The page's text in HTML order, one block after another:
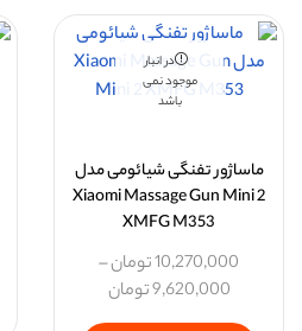
در انبار
موجود نمی
باشد
ماساژور تفنگی شیائومی مدل
Xiaomi Massage Gun Mini 2
XMFG M353
10,270,000تومان–
9,620,000تومان